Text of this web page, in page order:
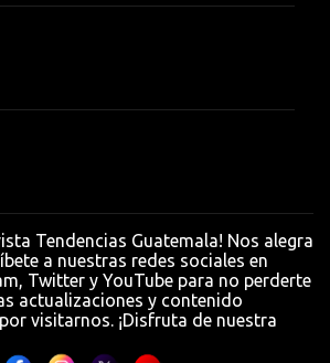
Tendencias Guatemala! Nos alegra
a nuestras redes sociales en
Twitter y YouTube para no perderte
actualizaciones y contenido
visitarnos. ¡Disfruta de nuestra